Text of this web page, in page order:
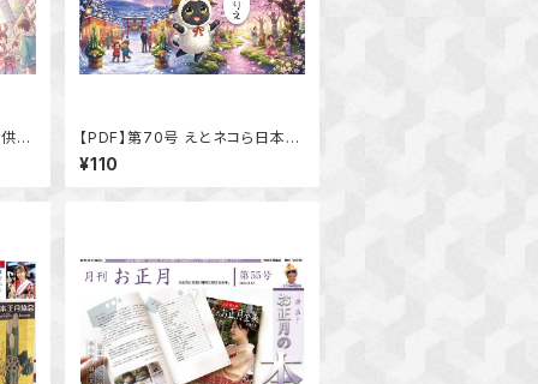
開
【PDF】第70号 えとネコら日本縦
断計画
¥110